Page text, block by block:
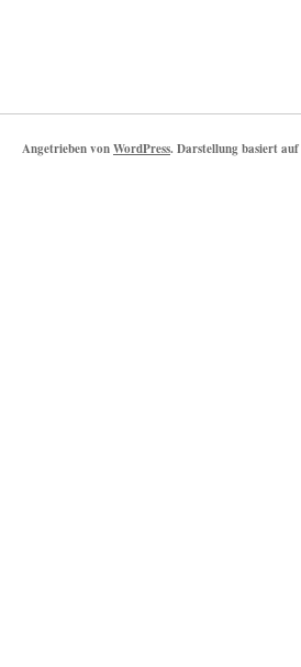
Angetrieben vonWordPress. Darstellung basiert auf